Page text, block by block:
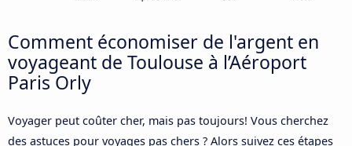
Comment économiser de l'argent en
voyageant de Toulouse à l’Aéroport
Paris Orly
Voyager peut coûter cher, mais pas toujours! Vous cherchez
des astuces pour voyages pas chers ? Alors suivez ces étapes